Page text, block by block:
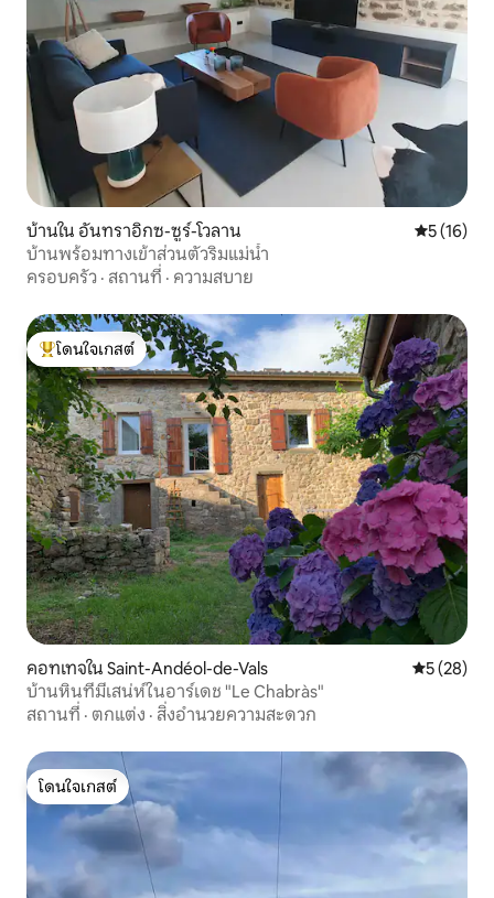
บ้านใน อันทราอิกซ-ซูร์-โวลาน คะแนนเฉลี่
5 (16)
บ้านพร้อมทางเข้าส่วนตัวริมแม่น้ำ
ครอบครัว · สถานที่ · ความสบาย
โดนใจเกสต์ที่สุด
โดนใจเกสต์
คอทเทจใน Saint-Andéol-de-Vals คะแนนเฉลี่
5 (28)
บ้านหินที่มีเสน่ห์ในอาร์เดช "Le Chabràs"
สถานที่ · ตกแต่ง · สิ่งอำนวยความสะดวก
โดนใจเกสต์
โดนใจเกสต์